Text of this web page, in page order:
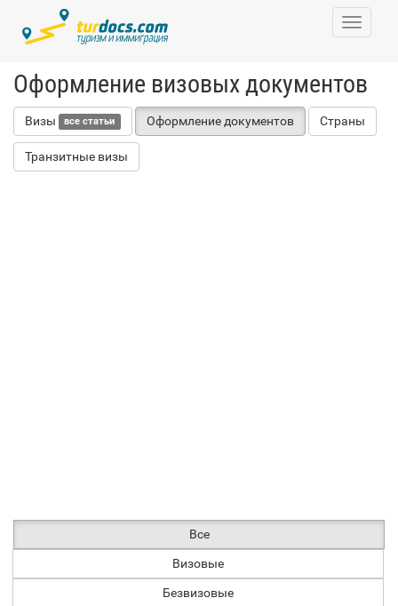
Toggle
Оформление визовых документов
Визы все статьи Оформление документов Страны
Транзитные визы
Все
Визовые
Безвизовые